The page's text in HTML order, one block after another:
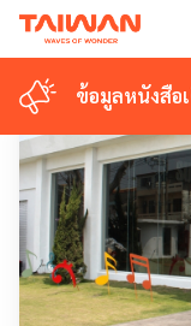
ข้อมูลหนังสือ
ข้อมูลหนังสือ